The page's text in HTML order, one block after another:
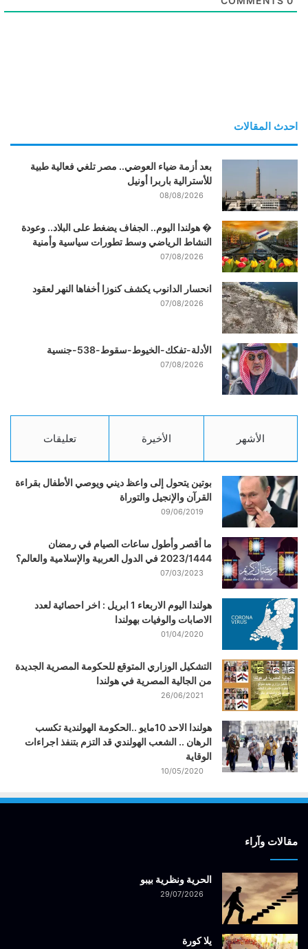
احدث المقالات
بعد أزمة ضياء العوضي.. مصر تلغي فعالية طبية
للأسترالية باربرا أونيل
08/08/2026
� هولندا اليوم.. الجفاف يضغط على البلاد.. وعودة
النشاط الرياضي وسط تطورات سياسية وأمنية
07/08/2026
انحسار الدانوب يكشف كنوزا أخفاها النهر لعقود
07/08/2026
الأدلة-تفكك-الخيوط-سقوط-538-جنسية
07/08/2026
الأشهر الأخيرة تعليقات
بوتين يتحول إلى واعظ ديني ويوصي الأطفال بقراءة
القرآن والإنجيل والتوراة
09/06/2019
ما أقصر وأطول ساعات الصيام في رمضان
2023/1444 في الدول العربية والإسلامية والعالم؟
07/03/2023
هولندا اليوم الاربعاء 1 ابريل : اخر احصائية لعدد
الاصابات والوفيات بهولندا
01/04/2020
التشكيل الوزاري المتوقع للحكومة المصرية الجديدة
من الجالية المصرية في هولندا
26/06/2021
هولندا الاحد 10مايو ..الحكومة الهولندية تكسب
الرهان .. الشعب الهولندي قد التزم بتنفذ اجراءات
الوقاية
10/05/2020
مقالات وآراء
الحرية ونظرية بيبو
29/07/2026
يلا كورة